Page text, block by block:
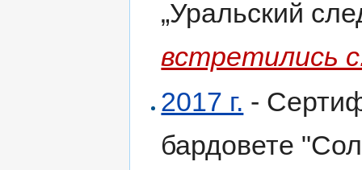
„Уральский
встретились
2017 г. -
бардовете